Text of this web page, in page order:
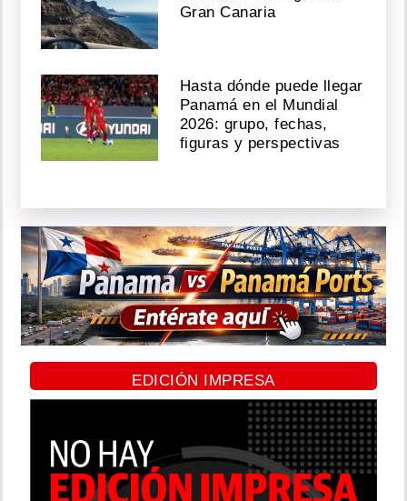
Gran Canaria
Hasta dónde puede llegar
Panamá en el Mundial
2026: grupo, fechas,
figuras y perspectivas
EDICIÓN IMPRESA